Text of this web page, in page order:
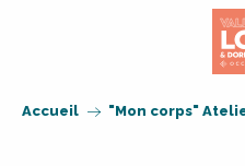
Accueil "Mon corps"